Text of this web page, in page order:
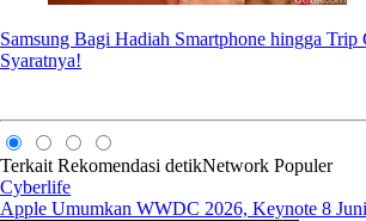
Samsung Bagi Hadiah Smartphone hingga
Syaratnya!
Terkait Rekomendasi detikNetwork Populer
Cyberlife
Apple Umumkan WWDC 2026, Keynote 8